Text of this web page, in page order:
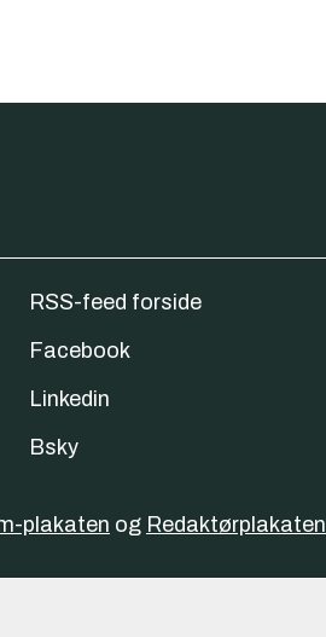
RSS-feed forside
Facebook
Linkedin
Bsky
plakaten og Redaktørplakaten